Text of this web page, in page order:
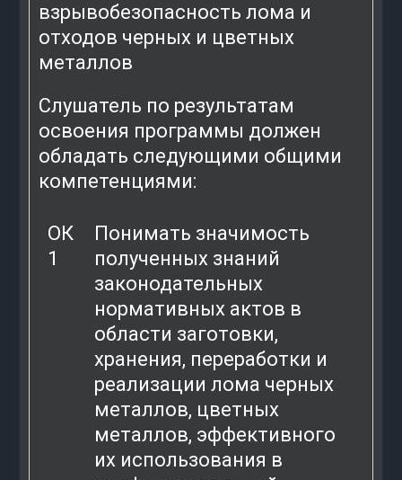
взрывобезопасность лома и
отходов черных и цветных
металлов
Слушатель по результатам
освоения программы должен
обладать следующими общими
компетенциями:
ОК
1
Понимать значимость
полученных знаний
законодательных
нормативных актов в
области заготовки,
хранения, переработки и
реализации лома черных
металлов, цветных
металлов, эффективного
их использования в